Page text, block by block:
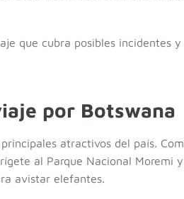
que cubra posibles incidentes
por Botswana
atractivos del país.
al Parque Nacional Moremi
avistar elefantes.